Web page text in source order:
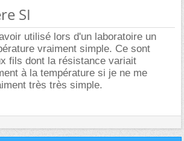
SI
utilisé lors d'un laboratoire un
vraiment simple. Ce sont
fils dont la résistance variait
à la température si je ne me
très très simple.